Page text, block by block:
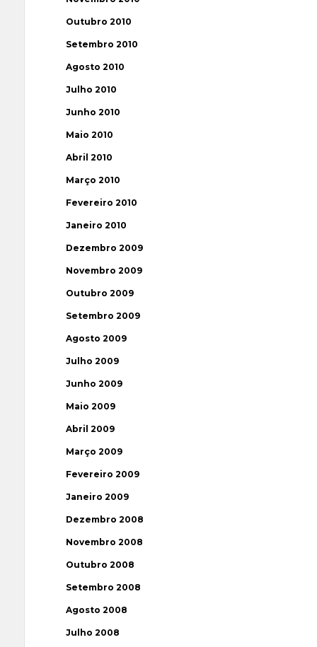
Outubro 2010
Setembro 2010
Agosto 2010
Julho 2010
Junho 2010
Maio 2010
Abril 2010
Março 2010
Fevereiro 2010
Janeiro 2010
Dezembro 2009
Novembro 2009
Outubro 2009
Setembro 2009
Agosto 2009
Julho 2009
Junho 2009
Maio 2009
Abril 2009
Março 2009
Fevereiro 2009
Janeiro 2009
Dezembro 2008
Novembro 2008
Outubro 2008
Setembro 2008
Agosto 2008
Julho 2008